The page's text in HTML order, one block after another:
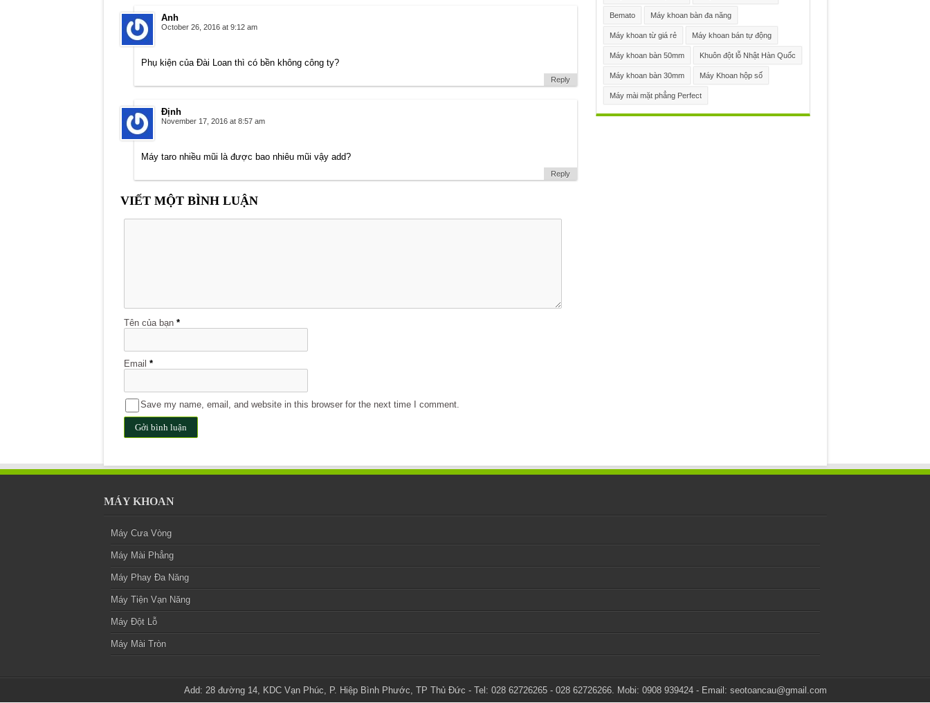
Anh
October 26, 2016 at 9:12 am
Phụ kiện của Đài Loan thì có bền không công ty?
Reply
Định
November 17, 2016 at 8:57 am
Máy taro nhiều mũi là được bao nhiêu mũi vậy add?
Reply
VIẾT MỘT BÌNH LUẬN
Tên của bạn *
Email *
Save my name, email, and website in this browser for the next time I comment.
Bemato Máy khoan bàn đa năng
Máy khoan từ giá rẻ Máy khoan bán tự động
Máy khoan bàn 50mm Khuôn đột lỗ Nhật Hàn Quốc
Máy khoan bàn 30mm Máy Khoan hộp số
Máy mài mặt phẳng Perfect
MÁY KHOAN
Máy Cưa Vòng
Máy Mài Phẳng
Máy Phay Đa Năng
Máy Tiện Vạn Năng
Máy Đột Lỗ
Máy Mài Tròn
Add: 28 đường 14, KDC Vạn Phúc, P. Hiệp Bình Phước, TP Thủ Đức - Tel: 028 62726265 - 028 62726266. Mobi: 0908 939424 - Email: seotoancau@gmail.com